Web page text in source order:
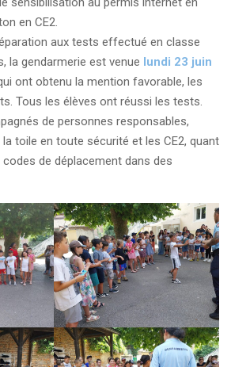
en CE2.
aux tests effectué en classe
la gendarmerie est venue lundi 23 juin
ont obtenu la mention favorable, les
Tous les élèves ont réussi les tests.
de personnes responsables,
toile en toute sécurité et les CE2, quant
de déplacement dans des